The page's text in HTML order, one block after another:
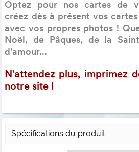
Optez pour nos cartes de
créez dès à présent vos
avec vos propres photos !
Noël, de Pâques, de la
d'amour...
N'attendez plus, imprimez
notre site !
Spécifications du produit